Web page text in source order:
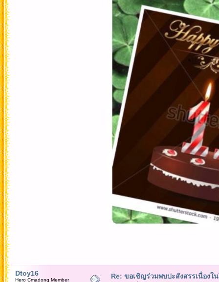
Dtoy16
Hero Cmadong Member Re: ขอเชิญร่วมพบปะสังสรรเนื่องใ